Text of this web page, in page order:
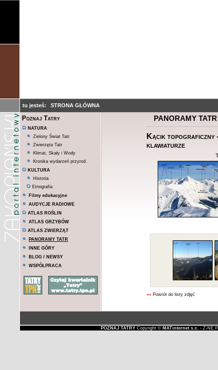
tu jesteś: STRONA GŁÓWNA
Poznaj Tatry
NATURA
Zielony Świat Tatr
Zwierzęta Tatr
Klimat, Skały i Wody
Kronika wydarzeń przyrod.
KULTURA
Historia
Etnografia
Filmy edukacyjne
AUDYCJE RADIOWE
ATLAS ROŚLIN
ATLAS GRZYBÓW
ATLAS ZWIERZĄT
PANORAMY TATR
INNE GÓRY
BLOG / NEWSY
WSPÓŁPRACA
PANORAMY TATR
Kącik topograficzny
klawiaturze
«« Powrót do listy zdjęć
POZNAJ TATRYCopyright © MATinternet s.c. - Z-